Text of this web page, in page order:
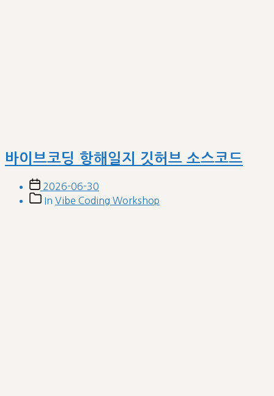
바이브코딩 항해일지 깃허브 소스코드
Post
date
2026-06-30
PostIn Vibe Coding Workshop